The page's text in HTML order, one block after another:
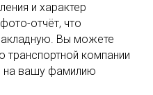
и характер
отчёт, что
Вы можете
транспортной компании
на вашу фамилию